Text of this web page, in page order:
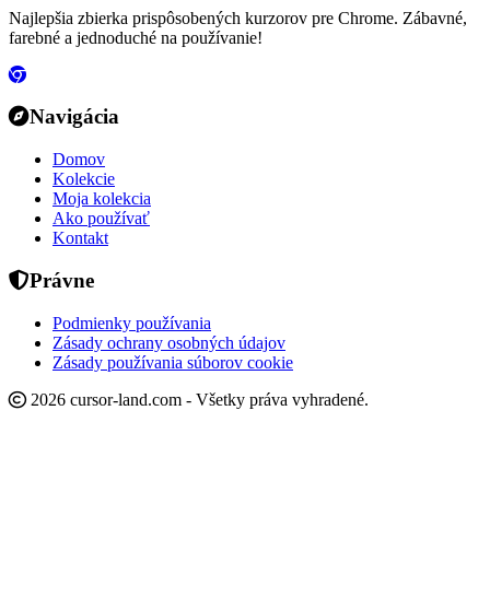
Najlepšia zbierka prispôsobených kurzorov pre Chrome. Zábavné,
farebné a jednoduché na používanie!
Navigácia
Domov
Kolekcie
Moja kolekcia
Ako používať
Kontakt
Právne
Podmienky používania
Zásady ochrany osobných údajov
Zásady používania súborov cookie
2026 cursor-land.com - Všetky práva vyhradené.